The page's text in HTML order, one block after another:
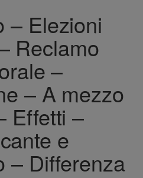
– Elezioni
Reclamo
–
– A mezzo
Effetti –
e
– Differenza